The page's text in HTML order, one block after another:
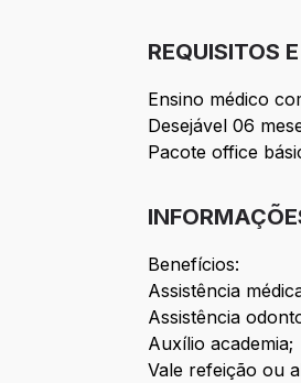
REQUISITOS
Ensino médico
Desejável 06
Pacote office
Benefícios:
Assistência
Assistência
Auxílio academia;
Vale refeição ou